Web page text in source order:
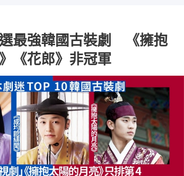
選最強韓國古裝劇 《擁抱
《花郎》非冠軍